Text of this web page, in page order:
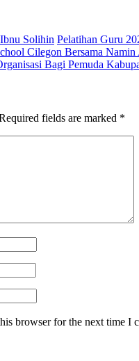
Solihin Pelatihan Guru
Cilegon Bersama
Bagi Pemuda
fields are marked *
browser for the next time I